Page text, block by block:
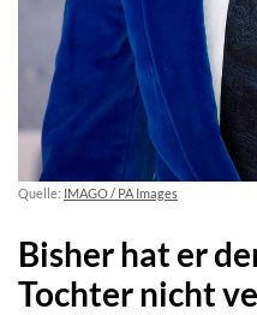
Quelle: IMAGO / PA Images
Bisher hat er
Tochter nicht